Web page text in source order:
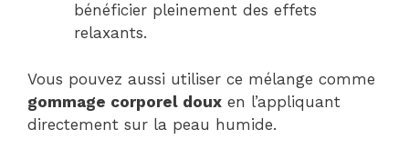
bénéficier pleinement des effets
relaxants.
Vous pouvez aussi utiliser ce mélange comme
gommage corporel doux en l’appliquant
directement sur la peau humide.